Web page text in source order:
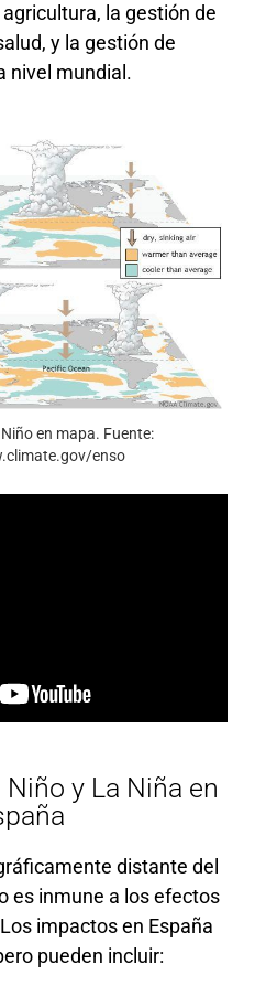
la gestión de
y la gestión de
nivel mundial.
en mapa. Fuente:
enso
y La Niña en
distante del
es inmune a los efectos
impactos en España
pueden incluir: